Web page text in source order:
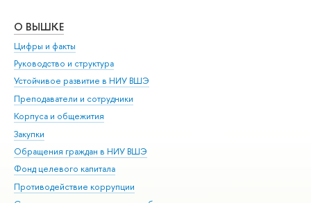
О ВЫШКЕ
Цифры и факты
Руководство и структура
Устойчивое развитие в НИУ ВШЭ
Преподаватели и сотрудники
Корпуса и общежития
Закупки
Обращения граждан в НИУ ВШЭ
Фонд целевого капитала
Противодействие коррупции